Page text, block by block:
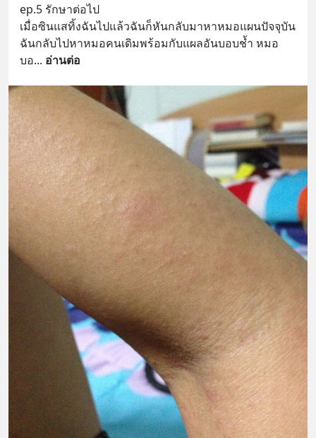
ep.5 รักษาต่อไป
เมื่อซินแสทิ้งฉันไปแล้วฉันก็หันกลับมาหาหมอแผนปัจจุบัน
ฉันกลับไปหาหมอคนเดิมพร้อมกับแผลอันบอบช้ำ หมอ
บอ... อ่านต่อ